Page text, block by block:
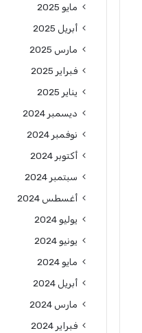
مايو 2025
أبريل 2025
مارس 2025
فبراير 2025
يناير 2025
ديسمبر 2024
نوفمبر 2024
أكتوبر 2024
سبتمبر 2024
أغسطس 2024
يوليو 2024
يونيو 2024
مايو 2024
أبريل 2024
مارس 2024
فبراير 2024